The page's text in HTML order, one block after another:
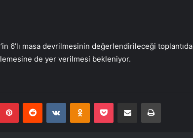
6’lı masa devrilmesinin değerlendirileceği toplantıda
de yer verilmesi bekleniyor.
PinterestReddit VKontakteOdnoklassniki
Pocket E-Posta ile paylaş Yazdır